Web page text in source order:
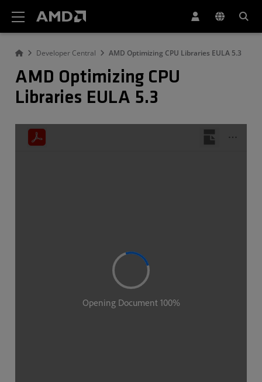
Developer Central AMD Optimizing CPU Libraries EULA 5.3
AMD Optimizing CPU
Libraries EULA 5.3